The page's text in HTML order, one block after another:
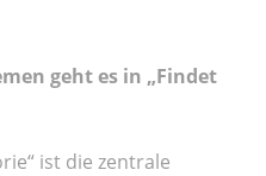
geht es in „Findet
ist die zentrale